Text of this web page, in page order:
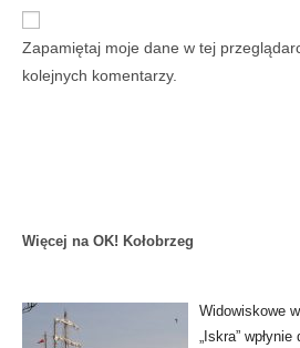
Zapamiętaj moje dane w tej
kolejnych komentarzy.
Więcej na OK! Kołobrzeg
Widowiskowe
„Iskra” wpłynie